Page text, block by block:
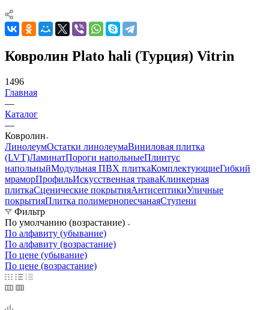
Ковролин Plato hali (Турция) Vitrin
1496
Главная
—
Каталог
—
Ковролин
ЛинолеумОстатки линолеумаВиниловая плитка
(LVT)ЛаминатПороги напольныеПлинтус
напольныйМодульная ПВХ плиткаКомплектующиеГибкий
мраморПрофильИскусственная траваКлинкерная
плиткаСценические покрытияАнтисептикиУличные
покрытияПлитка полимернопесчанаяСтупени
Фильтр
По умолчанию (возрастание)
По алфавиту (убывание)
По алфавиту (возрастание)
По цене (убывание)
По цене (возрастание)